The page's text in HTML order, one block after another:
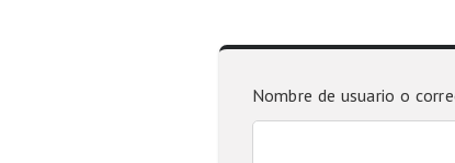
Nombre de usuario o